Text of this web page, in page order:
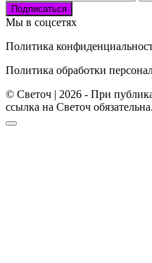
Подписаться
Мы в соцсетях
Политика
Политика обработки
© Светоч | 2026 - При
ссылка на Светоч обязательна.